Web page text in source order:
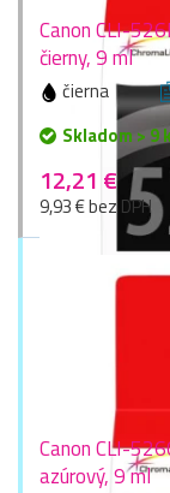
Canon CLI-
čierny, 9 ml
čierna
Skladom > 9
12,21 €
9,93 € bez DPH
Canon CLI-
azúrový, 9 ml